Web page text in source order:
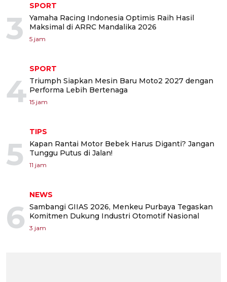
3
SPORT
Yamaha Racing Indonesia Optimis Raih Hasil
Maksimal di ARRC Mandalika 2026
5 jam
4
SPORT
Triumph Siapkan Mesin Baru Moto2 2027 dengan
Performa Lebih Bertenaga
15 jam
5
TIPS
Kapan Rantai Motor Bebek Harus Diganti? Jangan
Tunggu Putus di Jalan!
11 jam
6
NEWS
Sambangi GIIAS 2026, Menkeu Purbaya Tegaskan
Komitmen Dukung Industri Otomotif Nasional
3 jam